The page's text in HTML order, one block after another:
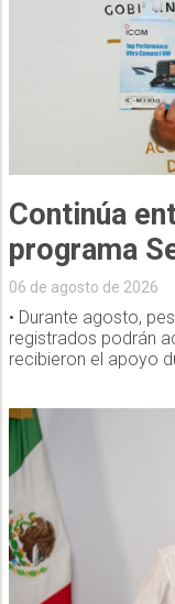
Continúa
programa
06 de agosto de 2026
• Durante agosto,
registrados podrán
recibieron el apoyo